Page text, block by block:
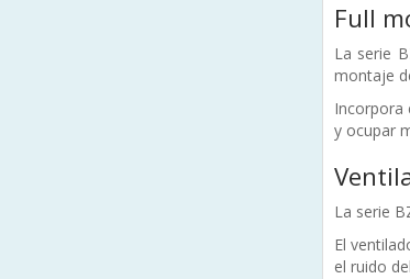
Full
La serie
montaje
Incorpora
y ocupar
La serie
El
el ruido